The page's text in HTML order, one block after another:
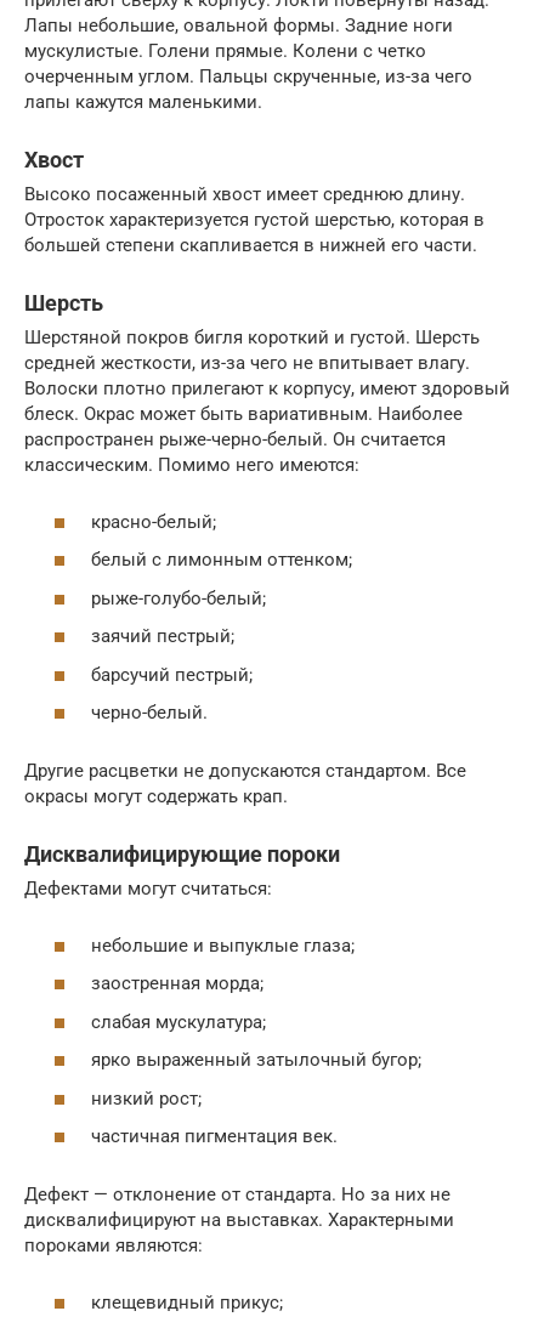
Лапы небольшие, овальной формы. Задние ноги
мускулистые. Голени прямые. Колени с четко
очерченным углом. Пальцы скрученные, из-за чего
лапы кажутся маленькими.
Хвост
Высоко посаженный хвост имеет среднюю длину.
Отросток характеризуется густой шерстью, которая в
большей степени скапливается в нижней его части.
Шерсть
Шерстяной покров бигля короткий и густой. Шерсть
средней жесткости, из-за чего не впитывает влагу.
Волоски плотно прилегают к корпусу, имеют здоровый
блеск. Окрас может быть вариативным. Наиболее
распространен рыже-черно-белый. Он считается
классическим. Помимо него имеются:
красно-белый;
белый с лимонным оттенком;
рыже-голубо-белый;
заячий пестрый;
барсучий пестрый;
черно-белый.
Другие расцветки не допускаются стандартом. Все
окрасы могут содержать крап.
Дисквалифицирующие пороки
Дефектами могут считаться:
небольшие и выпуклые глаза;
заостренная морда;
слабая мускулатура;
ярко выраженный затылочный бугор;
низкий рост;
частичная пигментация век.
Дефект — отклонение от стандарта. Но за них не
дисквалифицируют на выставках. Характерными
пороками являются:
клещевидный прикус;